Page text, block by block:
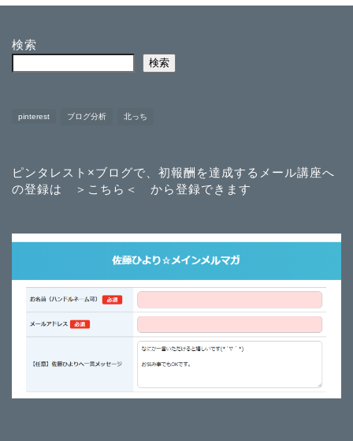
検索
検索
pinterest ブログ分析 北っち
ピンタレスト×ブログで、初報酬を達成するメール講座へ
の登録は
＞こちら＜ から登録できます